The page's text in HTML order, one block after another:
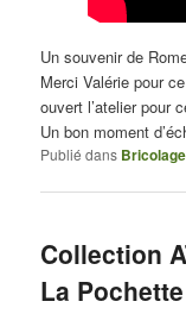
Un souvenir de
Merci Valérie pour
ouvert l’atelier pour
Un bon moment
Publié dans Bricolage
Collection
La Pochette